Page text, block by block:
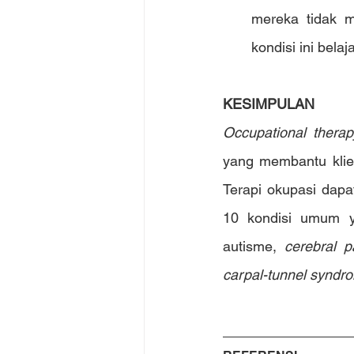
mereka tidak
kondisi ini
KESIMPULAN
Occupational
yang membantu
Terapi okupasi
10 kondisi umum
autisme, cerebral
carpal-tunnel